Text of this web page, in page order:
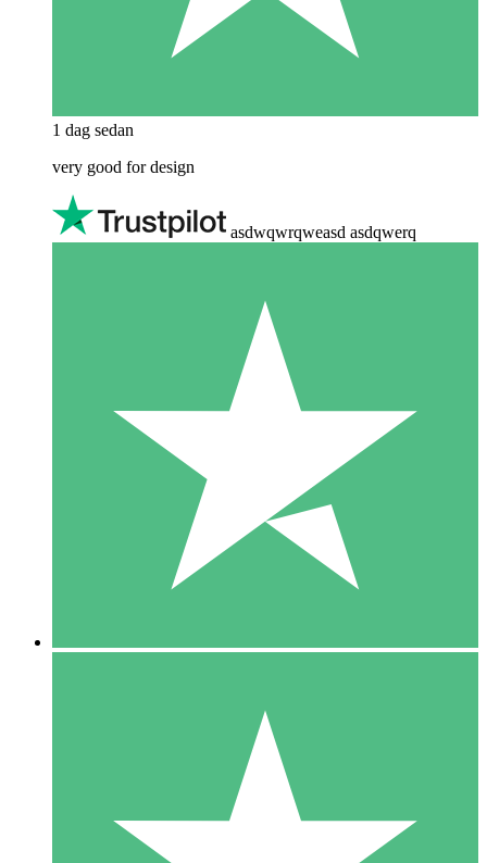
1 dag sedan
very good for design
asdwqwrqweasd asdqwerq